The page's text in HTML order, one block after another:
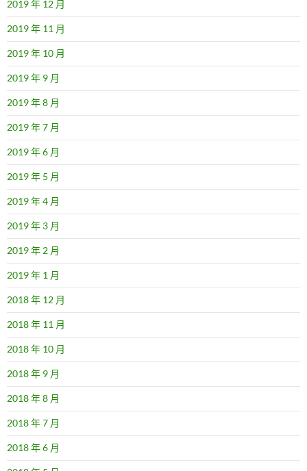
2019 年 12 月
2019 年 11 月
2019 年 10 月
2019 年 9 月
2019 年 8 月
2019 年 7 月
2019 年 6 月
2019 年 5 月
2019 年 4 月
2019 年 3 月
2019 年 2 月
2019 年 1 月
2018 年 12 月
2018 年 11 月
2018 年 10 月
2018 年 9 月
2018 年 8 月
2018 年 7 月
2018 年 6 月